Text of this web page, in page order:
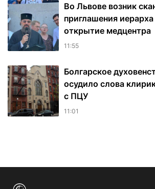
Во Львове возник
приглашения
открытие медцентра
11:55
Болгарское
осудило слова
с ПЦУ
11:01